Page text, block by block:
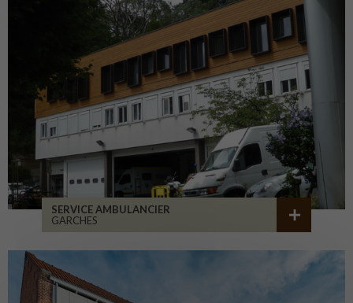
SERVICE AMBULANCIER
GARCHES